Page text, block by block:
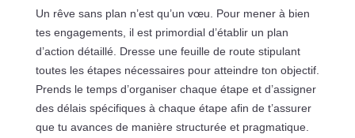
Un rêve sans plan n’est qu’un vœu. Pour mener à bien
tes engagements, il est primordial d’établir un plan
d’action détaillé. Dresse une feuille de route stipulant
toutes les étapes nécessaires pour atteindre ton objectif.
Prends le temps d’organiser chaque étape et d’assigner
des délais spécifiques à chaque étape afin de t’assurer
que tu avances de manière structurée et pragmatique.